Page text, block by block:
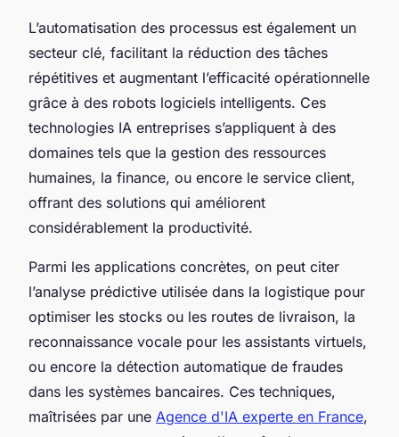
L’automatisation des processus est également un
secteur clé, facilitant la réduction des tâches
répétitives et augmentant l’efficacité opérationnelle
grâce à des robots logiciels intelligents. Ces
technologies IA entreprises s’appliquent à des
domaines tels que la gestion des ressources
humaines, la finance, ou encore le service client,
offrant des solutions qui améliorent
considérablement la productivité.
Parmi les applications concrètes, on peut citer
l’analyse prédictive utilisée dans la logistique pour
optimiser les stocks ou les routes de livraison, la
reconnaissance vocale pour les assistants virtuels,
ou encore la détection automatique de fraudes
dans les systèmes bancaires. Ces techniques,
maîtrisées par une Agence d'IA experte en France,